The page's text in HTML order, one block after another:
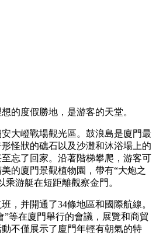
的度假勝地，是游客的天堂。
大嶝戰場觀光區。鼓浪島是廈門最
怪狀的礁石以及沙灘和沐浴場上的
忘了回家。沿著階梯攀爬，游客可
的廈門景觀植物園，帶有“大炮之
游艇在短距離觀察金門。
，并開通了34條地區和國際航線。
等在廈門舉行的會議，展覽和商貿
不僅展示了廈門年輕有朝氣的特